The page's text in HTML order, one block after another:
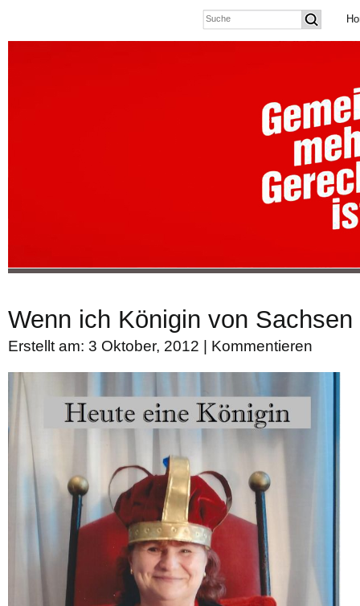
Wenn ich Königin von
Erstellt am: 3 Oktober, 2012 | Kommentieren